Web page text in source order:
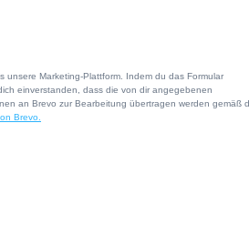
unsere Marketing-Plattform. Indem du das Formular
einverstanden, dass die von dir angegebenen
an Brevo zur Bearbeitung übertragen werden gemäß
Brevo.